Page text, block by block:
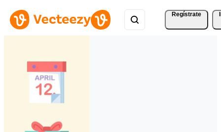
Regístrate